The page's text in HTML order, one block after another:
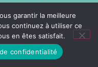
Xyloon
garantir la meilleure
continuez à utiliser ce
en êtes satisfait.
confidentialité